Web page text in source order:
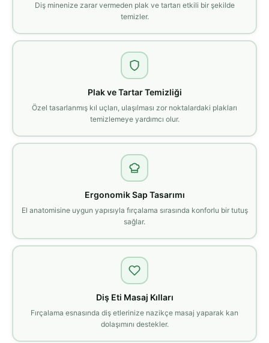
Diş minenize zarar vermeden plak ve tartarı etkili bir şekilde
temizler.
Plak ve Tartar Temizliği
Özel tasarlanmış kıl uçları, ulaşılması zor noktalardaki plakları
temizlemeye yardımcı olur.
Ergonomik Sap Tasarımı
El anatomisine uygun yapısıyla fırçalama sırasında konforlu bir tutuş
sağlar.
Diş Eti Masaj Kılları
Fırçalama esnasında diş etlerinize nazikçe masaj yaparak kan
dolaşımını destekler.